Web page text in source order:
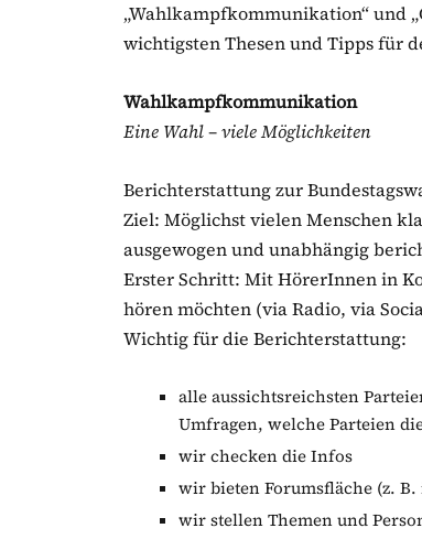
„Wahlkampfkommunikation“ und
wichtigsten Thesen und Tipps für
Wahlkampfkommunikation
Eine Wahl – viele Möglichkeiten
Berichterstattung zur
Ziel: Möglichst vielen Menschen
ausgewogen und unabhängig
Erster Schritt: Mit HörerInnen in
hören möchten (via Radio, via
Wichtig für die Berichterstattung:
alle aussichtsreichsten
Umfragen, welche Parteien
wir checken die Infos
wir bieten Forumsfläche (z.
wir stellen Themen und